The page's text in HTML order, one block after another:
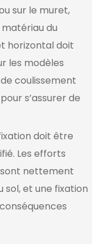
sur le muret,
du
horizontal doit
les modèles
coulissement
s’assurer de
doit être
Les efforts
nettement
sol, et une fixation